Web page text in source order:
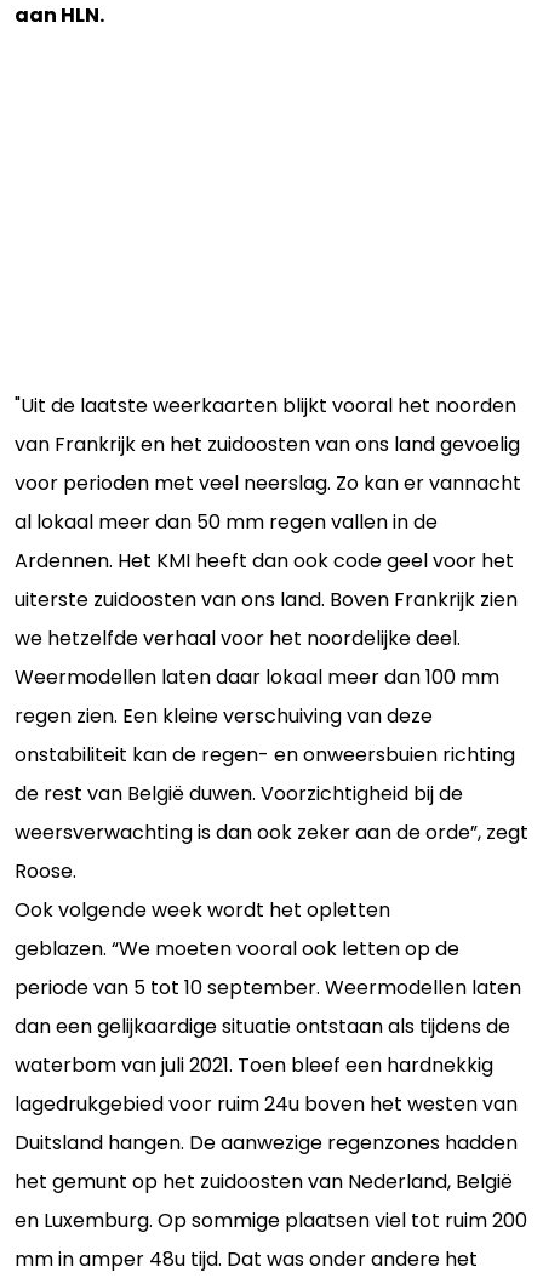
aan HLN.
"Uit de laatste weerkaarten blijkt vooral het noorden
van Frankrijk en het zuidoosten van ons land gevoelig
voor perioden met veel neerslag. Zo kan er vannacht
al lokaal meer dan 50 mm regen vallen in de
Ardennen. Het KMI heeft dan ook code geel voor het
uiterste zuidoosten van ons land. Boven Frankrijk zien
we hetzelfde verhaal voor het noordelijke deel.
Weermodellen laten daar lokaal meer dan 100 mm
regen zien. Een kleine verschuiving van deze
onstabiliteit kan de regen- en onweersbuien richting
de rest van België duwen. Voorzichtigheid bij de
weersverwachting is dan ook zeker aan de orde”, zegt
Roose.
Ook volgende week wordt het opletten
geblazen. “We moeten vooral ook letten op de
periode van 5 tot 10 september. Weermodellen laten
dan een gelijkaardige situatie ontstaan als tijdens de
waterbom van juli 2021. Toen bleef een hardnekkig
lagedrukgebied voor ruim 24u boven het westen van
Duitsland hangen. De aanwezige regenzones hadden
het gemunt op het zuidoosten van Nederland, België
en Luxemburg. Op sommige plaatsen viel tot ruim 200
mm in amper 48u tijd. Dat was onder andere het